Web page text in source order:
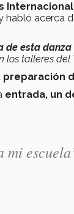
acerca
esta
talleres del
preparación
entrada, un
mi